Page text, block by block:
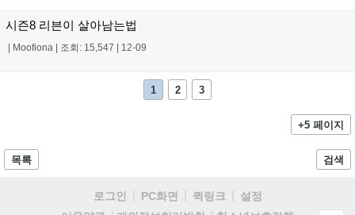
시즌8 리븐이 살아남는법
Moofiona 조회: 15,547 12-09
1 2 3
+5 페이지
목록 검색
로그인 PC화면 퀵링크
설정